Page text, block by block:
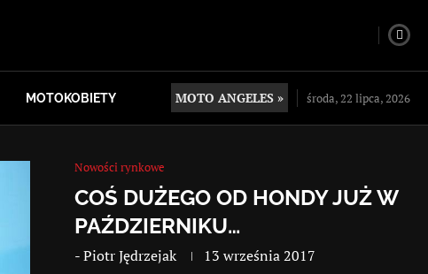
MOTOKOBIETY MOTO ANGELES » środa, 22 lipca, 2026
Nowości rynkowe
COŚ DUŻEGO OD HONDY JUŻ W
PAŹDZIERNIKU…
-Piotr Jędrzejak 13 września 2017